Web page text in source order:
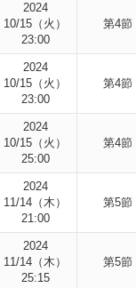
2024
10/15（火）
23:00
第4節
2024
10/15（火）
23:00
第4節
2024
10/15（火）
25:00
第4節
2024
11/14（木）
21:00
第5節
2024
11/14（木）
25:15
第5節